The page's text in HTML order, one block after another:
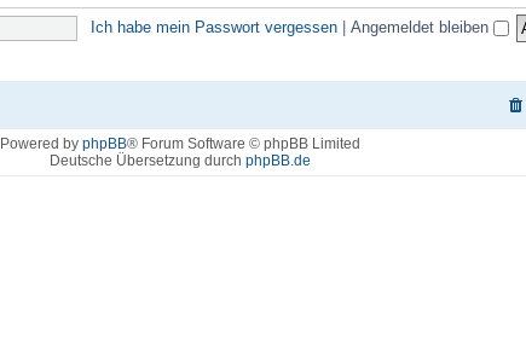
Ich habe mein Passwort vergessen | Angemeldet bleiben
Powered by phpBB® Forum Software © phpBB Limited
Deutsche Übersetzung durch phpBB.de